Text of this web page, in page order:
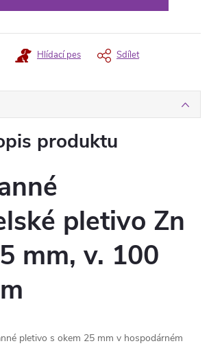
Hlídací pes Sdílet
produktu
pletivo Zn
mm, v. 100
pletivo s okem 25 mm v hospodárném